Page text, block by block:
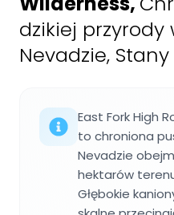
dzikiej przyrody
Nevadzie,
East Fork High
to chroniona
Nevadzie
hektarów
Głębokie